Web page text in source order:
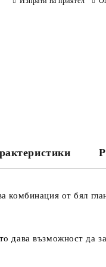
комбинация от бял
дава възможност да